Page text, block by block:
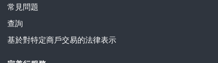
常見問題
查詢
基於對特定商戶交易的法律表示